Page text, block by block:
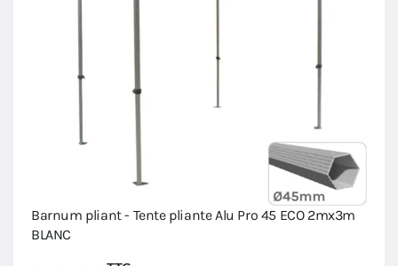
Barnum pliant - Tente pliante Alu Pro 45 ECO 2mx3m
BLANC